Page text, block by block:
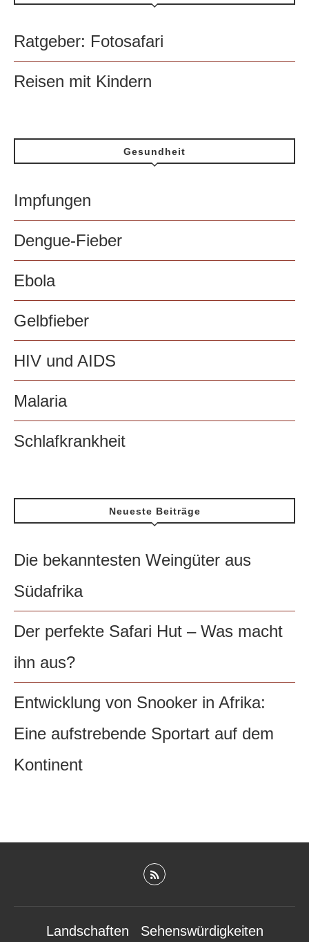
Ratgeber: Fotosafari
Reisen mit Kindern
Gesundheit
Impfungen
Dengue-Fieber
Ebola
Gelbfieber
HIV und AIDS
Malaria
Schlafkrankheit
Neueste Beiträge
Die bekanntesten Weingüter aus
Südafrika
Der perfekte Safari Hut – Was macht
ihn aus?
Entwicklung von Snooker in Afrika:
Eine aufstrebende Sportart auf dem
Kontinent
Landschaften Sehenswürdigkeiten